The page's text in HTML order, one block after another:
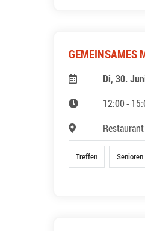
GEMEINSAMES
Di, 30.
12:00 -
Treffen Senioren